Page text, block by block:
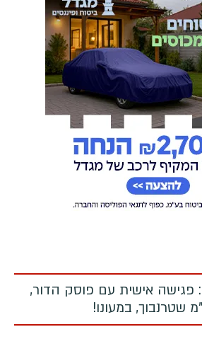
פגישה אישית עם פוסק הדור,
שטרנבוך, במעונו!